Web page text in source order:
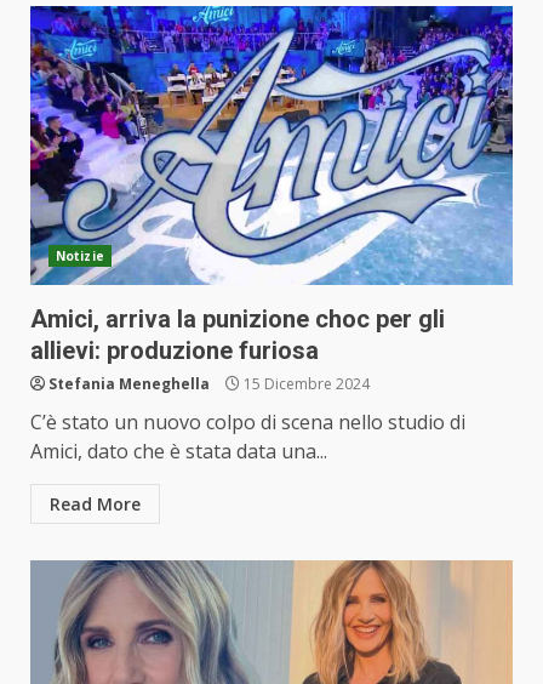
Notizie
Amici, arriva la punizione choc per gli
allievi: produzione furiosa
Stefania Meneghella 15 Dicembre 2024
C’è stato un nuovo colpo di scena nello studio di
Amici, dato che è stata data una...
Read More